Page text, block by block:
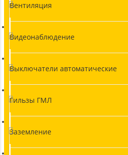
Вентиляция
Видеонаблюдение
Выключатели автоматические
Гильзы ГМЛ
Заземление